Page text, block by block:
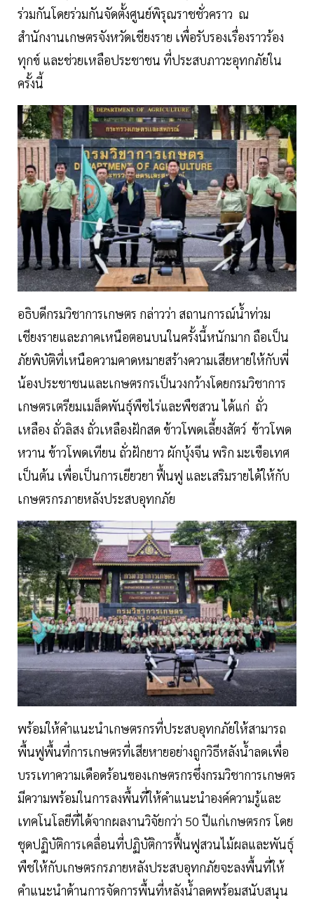
ร่วมกันโดยร่วมกันจัดตั้งศูนย์พิรุณราชชั่วคราว ณ
สำนักงานเกษตรจังหวัดเชียงราย เพื่อรับรองเรื่องราวร้อง
ทุกข์ และช่วยเหลือประชาชน ที่ประสบภาวะอุทกภัยใน
ครั้งนี้
อธิบดีกรมวิชาการเกษตร กล่าวว่า สถานการณ์น้ำท่วม
เชียงรายและภาคเหนือตอนบนในครั้งนี้หนักมาก ถือเป็น
ภัยพิบัติที่เหนือความคาดหมายสร้างความเสียหายให้กับพี่
น้องประชาชนและเกษตรกรเป็นวงกว้างโดยกรมวิชาการ
เกษตรเตรียมเมล็ดพันธุ์พืชไร่และพืชสวน ได้แก่ ถั่ว
เหลือง ถั่วลิสง ถั่วเหลืองฝักสด ข้าวโพดเลี้ยงสัตว์ ข้าวโพด
หวาน ข้าวโพดเทียน ถั่วฝักยาว ผักบุ้งจีน พริก มะเขือเทศ
เป็นต้น เพื่อเป็นการเยียวยา ฟื้นฟู และเสริมรายได้ให้กับ
เกษตรกรภายหลังประสบอุทกภัย
พร้อมให้คำแนะนำเกษตรกรที่ประสบอุทกภัยให้สามารถ
พื้นฟูพื้นที่การเกษตรที่เสียหายอย่างถูกวิธีหลังน้ำลดเพื่อ
บรรเทาความเดือดร้อนของเกษตรกรซึ่งกรมวิชาการเกษตร
มีความพร้อมในการลงพื้นที่ให้คำแนะนำองค์ความรู้และ
เทคโนโลยีที่ได้จากผลงานวิจัยกว่า 50 ปีแก่เกษตรกร โดย
ชุดปฏิบัติการเคลื่อนที่ปฏิบัติการฟื้นฟูสวนไม้ผลและพันธุ์
พืชให้กับเกษตรกรภายหลังประสบอุทกภัยจะลงพื้นที่ให้
คำแนะนำด้านการจัดการพื้นที่หลังน้ำลดพร้อมสนับสนุน